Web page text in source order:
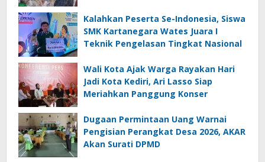
Kalahkan Peserta Se-Indonesia, Siswa
SMK Kartanegara Wates Juara I
Teknik Pengelasan Tingkat Nasional
Wali Kota Ajak Warga Rayakan Hari
Jadi Kota Kediri, Ari Lasso Siap
Meriahkan Panggung Konser
Dugaan Permintaan Uang Warnai
Pengisian Perangkat Desa 2026, AKAR
Akan Surati DPMD